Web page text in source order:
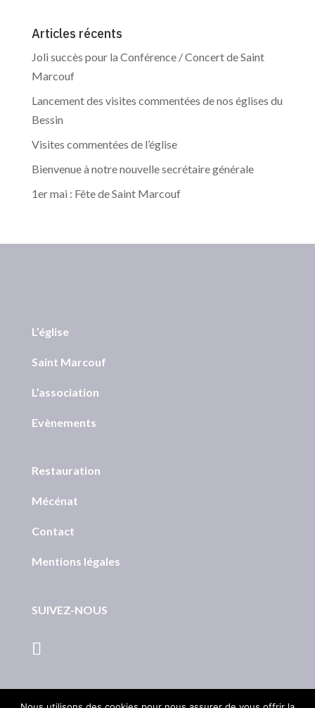
Articles récents
Joli succès pour la Conférence / Concert de Saint
Marcouf
Lancement des visites commentées de nos églises du
Bessin
Visites commentées de l’église
Bienvenue à notre nouvelle secrétaire générale
1er mai : Fête de Saint Marcouf
L’église
Saint Marcouf
L’association
Evènements
Restauration
Mécénat
Contact
Mentions légales
SUIVEZ-NOUS